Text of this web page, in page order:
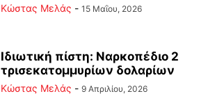
Κώστας Μελάς - 15 Μαΐου, 2026
Ιδιωτική πίστη: Ναρκοπέδιο 2
τρισεκατομμυρίων δολαρίων
Κώστας Μελάς - 9 Απριλίου, 2026